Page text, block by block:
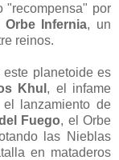
"recompensa" por
Orbe Infernia, un
reinos.
planetoide es
Khul , el infame
lanzamiento de
Fuego, el Orbe
las Nieblas
en mataderos